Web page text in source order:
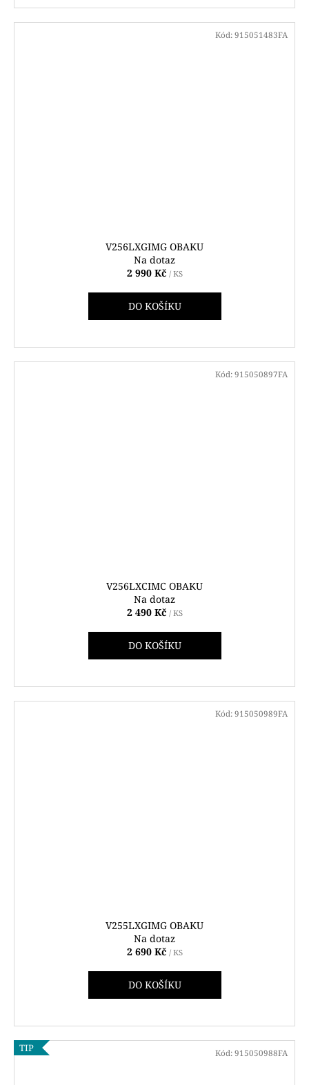
V256LXGIMG OBAKU
Na dotaz
2 990 Kč / KS
DO KOŠÍKU
Kód: 915051483FA
V256LXCIMC OBAKU
Na dotaz
2 490 Kč / KS
DO KOŠÍKU
Kód: 915050897FA
V255LXGIMG OBAKU
Na dotaz
2 690 Kč / KS
DO KOŠÍKU
Kód: 915050989FA
TIP Kód: 915050988FA